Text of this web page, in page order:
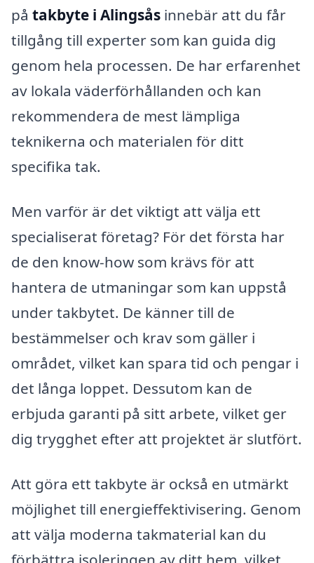
på takbyte i Alingsås innebär att du får
tillgång till experter som kan guida dig
genom hela processen. De har erfarenhet
av lokala väderförhållanden och kan
rekommendera de mest lämpliga
teknikerna och materialen för ditt
specifika tak.
Men varför är det viktigt att välja ett
specialiserat företag? För det första har
de den know-how som krävs för att
hantera de utmaningar som kan uppstå
under takbytet. De känner till de
bestämmelser och krav som gäller i
området, vilket kan spara tid och pengar i
det långa loppet. Dessutom kan de
erbjuda garanti på sitt arbete, vilket ger
dig trygghet efter att projektet är slutfört.
Att göra ett takbyte är också en utmärkt
möjlighet till energieffektivisering. Genom
att välja moderna takmaterial kan du